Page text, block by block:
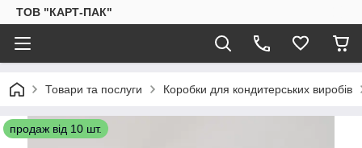
ТОВ "КАРТ-ПАК"
Товари та послуги Коробки для кондитерських виробів
продаж від 10 шт.